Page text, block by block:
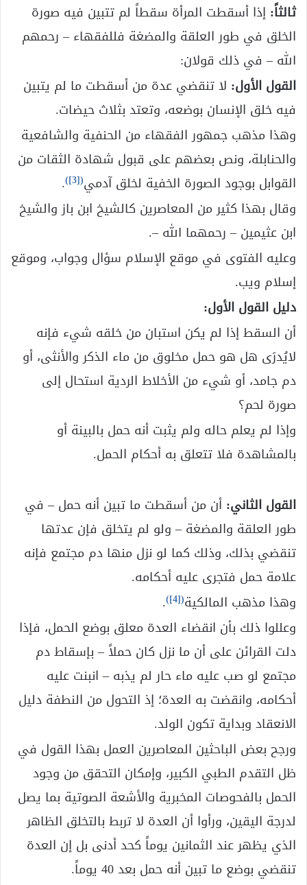
ثالثاً: إذا أسقطت المرأة سقطاً لم تتبين فيه صورة
الخلق في طور العلقة والمضغة فللفقهاء – رحمهم
الله – في ذلك قولان:
القول الأول: لا تنقضي عدة من أسقطت ما لم يتبين
فيه خلق الإنسان بوضعه، وتعتد بثلاث حيضات.
وهذا مذهب جمهور الفقهاء من الحنفية والشافعية
والحنابلة، ونص بعضهم على قبول شهادة الثقات من
القوابل بوجود الصورة الخفية لخلق آدمي(
[3]
)
.
وقال بهذا كثير من المعاصرين كالشيخ ابن باز والشيخ
ابن عثيمين – رحمهما الله –.
وعليه الفتوى في موقع الإسلام سؤال وجواب، وموقع
إسلام ويب.
دليل القول الأول:
أن السقط إذا لم يكن استبان من خلقه شيء فإنه
لايُدرَى هل هو حمل مخلوق من ماء الذكر والأنثى، أو
دم جامد، أو شيء من الأخلاط الردية استحال إلى
صورة لحم؟
وإذا لم يعلم حاله ولم يثبت أنه حمل بالبينة أو
بالمشاهدة فلا تتعلق به أحكام الحمل.
القول الثاني: أن من أسقطت ما تبين أنه حمل – في
طور العلقة والمضغة – ولو لم يتخلق فإن عدتها
تنقضي بذلك، وذلك كما لو نزل منها دم مجتمع فإنه
علامة حمل فتجرى عليه أحكامه.
وهذا مذهب المالكية(
[4]
)
.
وعللوا ذلك بأن انقضاء العدة معلق بوضع الحمل، فإذا
دلت القرائن على أن ما نزل كان حملاً – بإسقاط دم
مجتمع لو صب عليه ماء حار لم يذبه – انبنت عليه
أحكامه، وانقضت به العدة؛ إذ التحول من النطفة دليل
الانعقاد وبداية تكون الولد.
ورجح بعض الباحثين المعاصرين العمل بهذا القول في
ظل التقدم الطبي الكبير، وإمكان التحقق من وجود
الحمل بالفحوصات المخبرية والأشعة الصوتية بما يصل
لدرجة اليقين، ورأوا أن العدة لا تربط بالتخلق الظاهر
الذي يظهر عند الثمانين يوماً كحد أدنى بل إن العدة
تنقضي بوضع ما تبين أنه حمل بعد 40 يوماً.